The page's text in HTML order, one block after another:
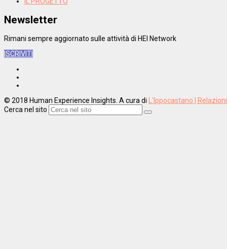
Newsletter
Rimani sempre aggiornato sulle attività di HEI Network
ISCRIVITI
© 2018 Human Experience Insights. A cura di L'Ippocastano |
Cerca nel sito